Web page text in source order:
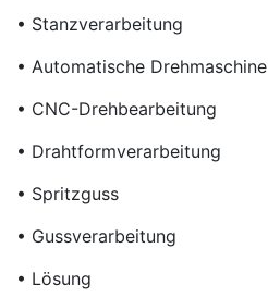
• Stanzverarbeitung
• Automatische Drehmaschine
• CNC-Drehbearbeitung
• Drahtformverarbeitung
• Spritzguss
• Gussverarbeitung
• Lösung